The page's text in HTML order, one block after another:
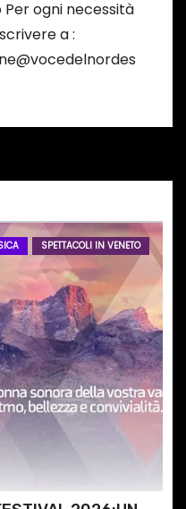
Per ogni necessità
a :
SPETTACOLI IN VENETO